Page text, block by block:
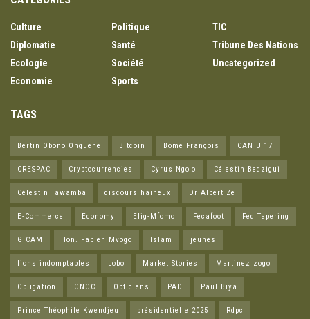
Culture
Diplomatie
Ecologie
Economie
Politique
Santé
Société
Sports
TIC
Tribune Des Nations
Uncategorized
TAGS
Bertin Obono Onguene Bitcoin Bome François CAN U 17
CRESPAC Cryptocurrencies Cyrus Ngo'o Célestin Bedzigui
Célestin Tawamba discours haineux Dr Albert Ze
E-Commerce Economy Elig-Mfomo Fecafoot Fed Tapering
GICAM Hon. Fabien Mvogo Islam jeunes
lions indomptables Lobo Market Stories Martinez zogo
Obligation ONOC Opticiens PAD Paul Biya
Prince Théophile Kwendjeu présidentielle 2025 Rdpc